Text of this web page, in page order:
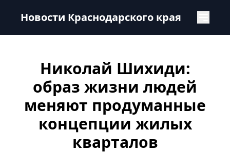
Новости Краснодарского края
Николай Шихиди:
образ жизни людей
меняют продуманные
концепции жилых
кварталов